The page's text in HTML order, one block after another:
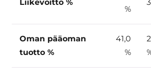
Liikevoitto %
%
Oman pääoman
tuotto %
41,0
%